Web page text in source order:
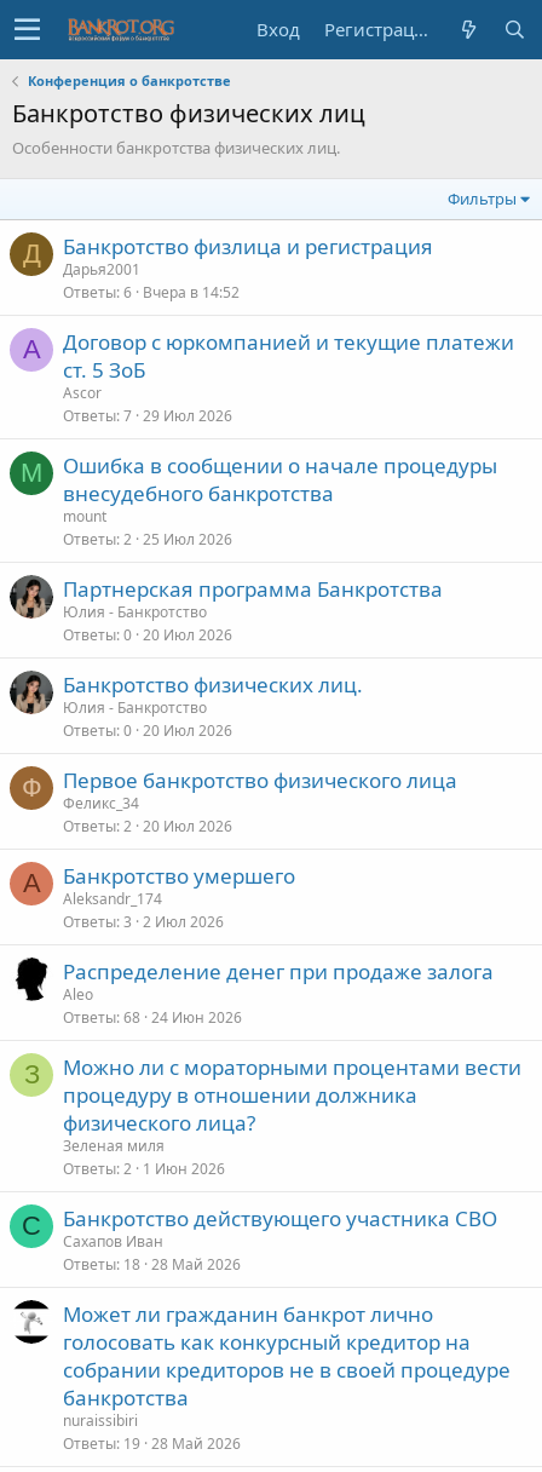
Вход Регистрация
Конференция о банкротстве
Банкротство физических лиц
Особенности банкротства физических лиц.
Фильтры
Д Банкротство физлица и регистрация
Дарья2001
Ответы 6 Вчера в 14:52
A
Договор с юркомпанией и текущие платежи
ст. 5 ЗоБ
Ascor
Ответы 7 29 Июл 2026
M
Ошибка в сообщении о начале процедуры
внесудебного банкротства
mount
Ответы 2 25 Июл 2026
Партнерская программа Банкротства
Юлия - Банкротство
Ответы 0 20 Июл 2026
Банкротство физических лиц.
Юлия - Банкротство
Ответы 0 20 Июл 2026
Ф Первое банкротство физического лица
Феликс_34
Ответы 2 20 Июл 2026
A Банкротство умершего
Aleksandr_174
Ответы 3 2 Июл 2026
Распределение денег при продаже залога
Aleo
Ответы 68 24 Июн 2026
З
Можно ли с мораторными процентами вести
процедуру в отношении должника
физического лица?
Зеленая миля
Ответы 2 1 Июн 2026
С Банкротство действующего участника СВО
Сахапов Иван
Ответы 18 28 Май 2026
Может ли гражданин банкрот лично
голосовать как конкурсный кредитор на
собрании кредиторов не в своей процедуре
банкротства
nuraissibiri
Ответы 19 28 Май 2026